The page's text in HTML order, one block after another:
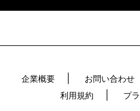
企業概要 お問い合わせ
利用規約
プ